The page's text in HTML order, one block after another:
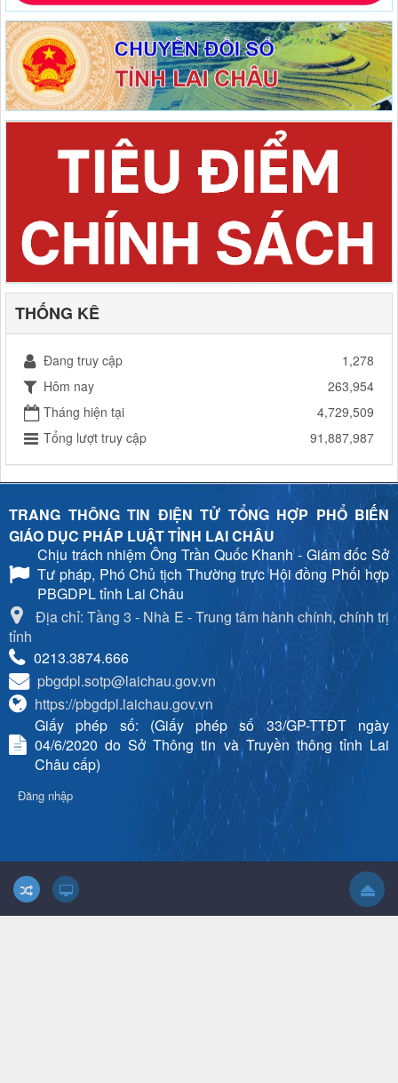
THỐNG KÊ
Đang truy cập
1,278
Hôm nay
263,954
Tháng hiện tại
4,729,509
Tổng lượt truy cập
91,887,987
TRANG THÔNG TIN ĐIỆN TỬ TỔNG HỢP PHỔ BIẾN
GIÁO DỤC PHÁP LUẬT TỈNH LAI CHÂU
Chịu trách nhiệmÔng Trần Quốc Khanh - Giám đốc Sở
Tư pháp, Phó Chủ tịch Thường trực Hội đồng Phối hợp
PBGDPL tỉnh Lai Châu
Địa chỉ: Tầng 3 - Nhà E - Trung tâm hành chính, chính trị
tỉnh
0213.3874.666
pbgdpl.sotp@laichau.gov.vn
https://pbgdpl.laichau.gov.vn
Giấy phép số: (Giấy phép số 33/GP-TTĐT ngày
04/6/2020 do Sở Thông tin và Truyền thông tỉnh Lai
Châu cấp)
Đăng nhập